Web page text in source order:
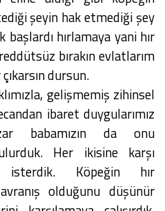
şeyin hak etmediği şey
hırlamaya yani hır
bırakın evlatlarım
dursun.
gelişmemiş zihinsel
ibaret duygularımız
babamızın da onu
Her ikisine karşı
isterdik. Köpeğin hır
olduğunu düşünür